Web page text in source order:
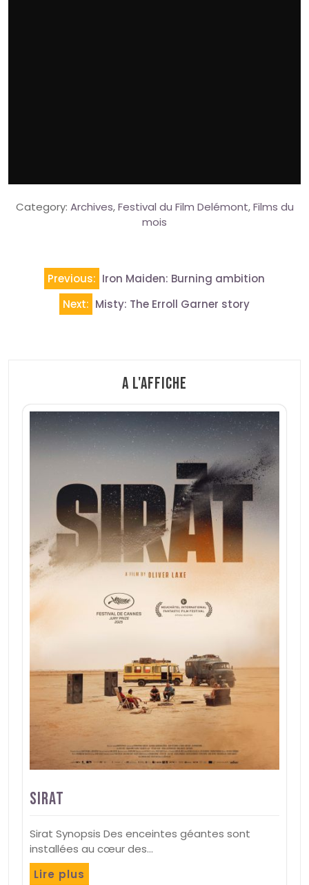
Category: Archives,Festival du Film Delémont,Films du
mois
Navigation
l’article
Previous: Iron Maiden: Burning ambition
Next: Misty: The Erroll Garner story
A l'affiche
Sirat
Sirat Synopsis Des enceintes géantes sont
installées au cœur des…
Lire plus